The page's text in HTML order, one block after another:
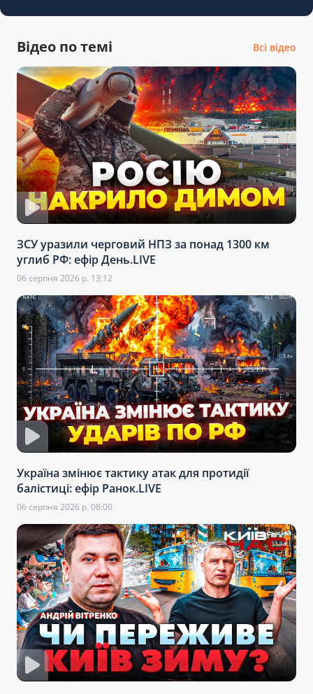
Відео по темі Всі відео
ЗСУ уразили черговий НПЗ за понад 1300 км
углиб РФ: ефір День.LIVE
06 серпня 2026 р. 13:12
Україна змінює тактику атак для протидії
балістиці: ефір Ранок.LIVE
06 серпня 2026 р. 08:00